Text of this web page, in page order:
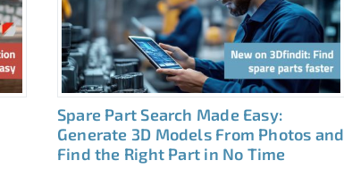
Spare Part Search Made Easy:
Generate 3D Models From Photos and
Find the Right Part in No Time